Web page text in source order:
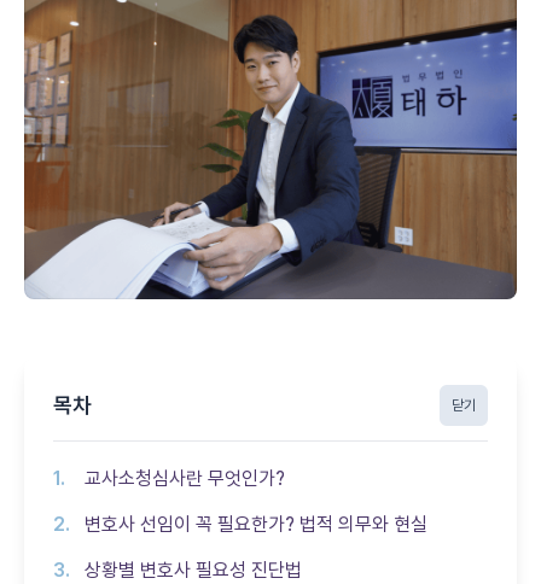
목차 닫기
교사소청심사란 무엇인가?
변호사 선임이 꼭 필요한가? 법적 의무와 현실
상황별 변호사 필요성 진단법